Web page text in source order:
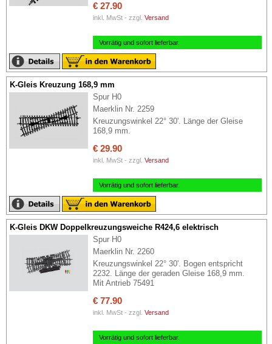
€ 27.90
inkl. MwSt - zzgl. Versand
Vorrätig und sofort lieferbar.
K-Gleis Kreuzung 168,9 mm
Spur H0
Maerklin Nr. 2259
Kreuzungswinkel 22° 30'. Länge der Gleise
168,9 mm.
€ 29.90
inkl. MwSt - zzgl. Versand
Vorrätig und sofort lieferbar.
K-Gleis DKW Doppelkreuzungsweiche R424,6 elektrisch
Spur H0
Maerklin Nr. 2260
Kreuzungswinkel 22° 30'. Bogen entspricht
2232. Länge der geraden Gleise 168,9 mm.
Mit Antrieb 75491
€ 77.90
inkl. MwSt - zzgl. Versand
Vorrätig und sofort lieferbar.